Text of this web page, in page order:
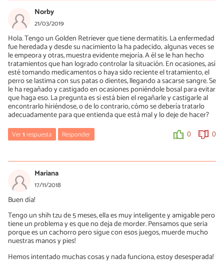
25/04/2019
Hola Inma, no es que no puedas regañarle, es que no es correcto,
ya que los perros no asocian el castigo con algo que ha pasado
hace mucho tiempo. Para solucionarlo debes hallar la causa del
problema. La destructividad puede estar provocada por la falta
de ejercicio, falta de estimulación mental, un entorno pobre (sin
juguetes, etc.), por horas excesivas de soledad... También puede
aparecer ante un problema de ansiedad por separación:
https://www.expertoanimal.com/ansiedad-por-separacion-en-
perros-sintomas-y-tratamiento-3083.html
Es conveniente que intentes mejorar el día a día de tu perro para
averiguar por qué se está produciendo este comportamiento
destructor. Aquí encontrarás más información:
https://www.expertoanimal.com/el-perro-destructor-causas-y-
soluciones-21106.html
Norby
21/03/2019
Hola. Tengo un Golden Retriever que tiene dermatitis. La enfermedad
fue heredada y desde su nacimiento la ha padecido; algunas veces se
le empeora y otras, muestra evidente mejoría. A él se le han hecho
tratamientos que han logrado controlar la situación. En ocasiones, así
esté tomando medicamentos o haya sido reciente el tratamiento, el
perro se lastima con sus patas o dientes, llegando a sacarse sangre. Se
le ha regañado y castigado en ocasiones poniéndole bosal para evitar
que haga eso. La pregunta es si está bien el regañarle y castigarle al
encontrarlo hiriéndose, o de lo contrario, cómo se debería tratarlo
adecuadamente para que entienda que está mal y lo deje de hacer?
Ver1respuesta Responder 0 0
25/03/2019
Hola Norby, no es correcto regañar al perro por morderse, ya que
esta conducta está provocada por las molestias que padece. El
uso de bozal tampoco estaría recomendado, ya que igualmente
Te aconsejo comprar o elaborar un collar isabelino, que es mucho
más seguro ye efectivo para estos casos. Comparto contigo un
vídeo de yotuube de nuestro canal que muestra cómo elaborar
Mariana
17/11/2018
Buen día!
Tengo un shih tzu de 5 meses, ella es muy inteligente y amigable pero
tiene un problema y es que no deja de morder. Pensamos que seria
porque es un cachorro pero sigue con esos juegos, muerde mucho
nuestras manos y pies!
Hemos intentado muchas cosas y nada funciona, estoy desesperada!